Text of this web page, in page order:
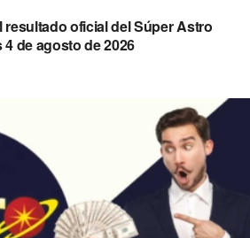
resultado oficial del Súper Astro
de agosto de 2026